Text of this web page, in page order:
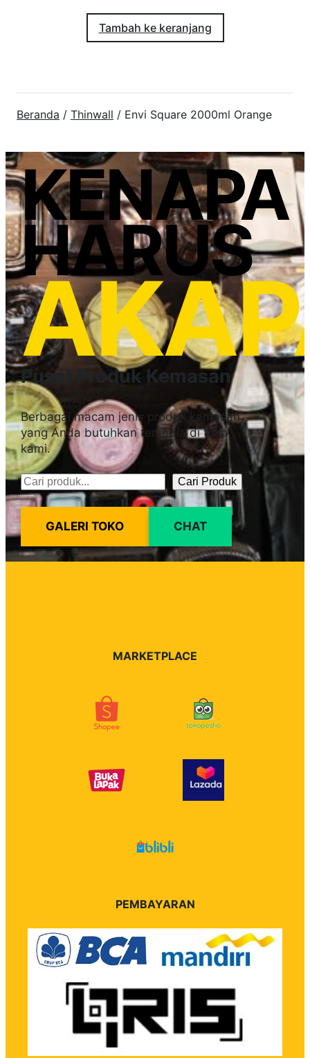
Tambah ke keranjang
Beranda / Thinwall / Envi Square 2000ml Orange
KENAPA
HARUS
Pusat Produk Kemasan
Berbagai macam jenis produk kemasan
yang Anda butuhkan tersedia di toko
kami.
Pencarian Cari Produk
GALERI TOKO CHAT
MARKETPLACE
PEMBAYARAN